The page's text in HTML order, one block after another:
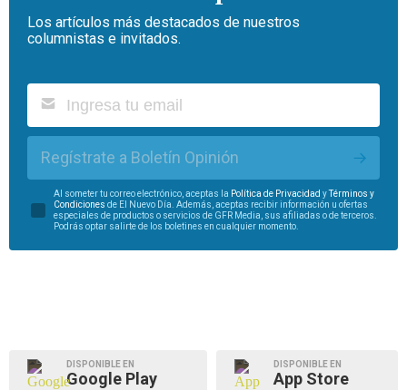
Los artículos más destacados de nuestros
columnistas e invitados.
Regístrate a Boletín Opinión
Al someter tu correo electrónico, aceptas la Política de Privacidad yTérminos y
Condiciones de El Nuevo Día. Además, aceptas recibir información u ofertas
especiales de productos o servicios de GFR Media, sus afiliadas o de terceros.
Podrás optar salirte de los boletines en cualquier momento.
DISPONIBLE EN
Google Play
DISPONIBLE EN
App Store